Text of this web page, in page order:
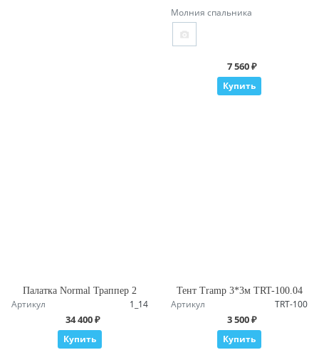
Молния спальника
7 560 ₽
Купить
Палатка Normal Траппер 2
Артикул 1_14
34 400 ₽
Купить
Тент Tramp 3*3м TRT-100.04
Артикул TRT-100
3 500 ₽
Купить